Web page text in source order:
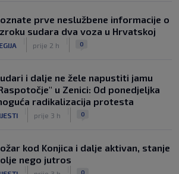
prve neslužbene informacije o
sudara dva voza u Hrvatskoj
prije 2 h 0
i dalje ne žele napustiti jamu
u Zenici: Od ponedjeljka
radikalizacija protesta
prije 3 h 0
kod Konjica i dalje aktivan, stanje
nego jutros
0